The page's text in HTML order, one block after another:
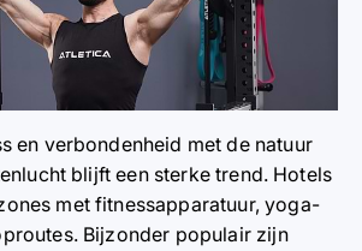
en verbondenheid met de natuur
blijft een sterke trend. Hotels
met fitnessapparatuur, yoga-
Bijzonder populair zijn